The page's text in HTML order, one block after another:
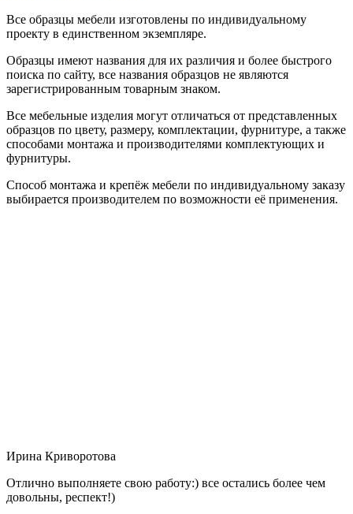
Все образцы мебели изготовлены по индивидуальному
проекту в единственном экземпляре.
Образцы имеют названия для их различия и более быстрого
поиска по сайту, все названия образцов не являются
зарегистрированным товарным знаком.
Все мебельные изделия могут отличаться от представленных
образцов по цвету, размеру, комплектации, фурнитуре, а также
способами монтажа и производителями комплектующих и
фурнитуры.
Способ монтажа и крепёж мебели по индивидуальному заказу
выбирается производителем по возможности её применения.
Ирина Криворотова
Отлично выполняете свою работу:) все остались более чем
довольны, респект!)